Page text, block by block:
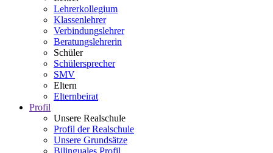
Lehrerkollegium
Klassenlehrer
Verbindungslehrer
Beratungslehrerin
Schüler
Schülersprecher
SMV
Eltern
Elternbeirat
Profil
Unsere Realschule
Profil der Realschule
Unsere Grundsätze
Bilinguales Profil